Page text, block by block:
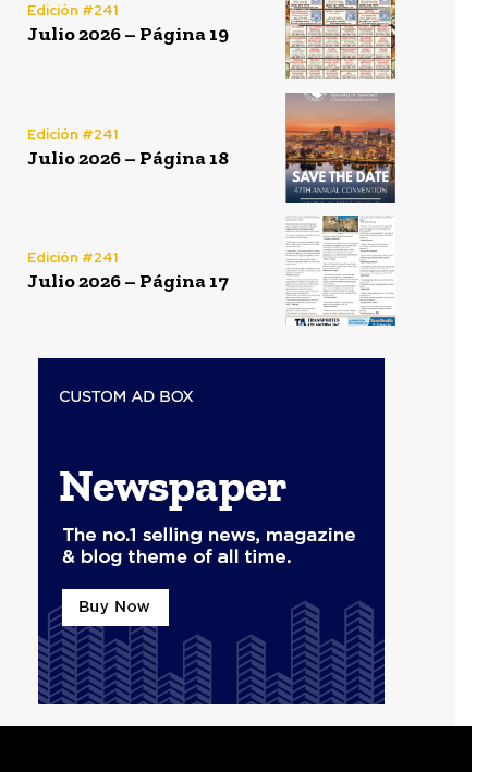
Edición #241
Julio 2026 – Página 19
Edición #241
Julio 2026 – Página 18
Edición #241
Julio 2026 – Página 17